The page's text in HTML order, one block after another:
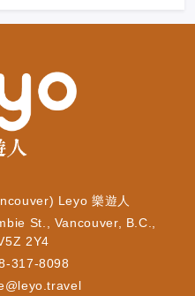
Leyo 樂遊人
St., Vancouver, B.C.,
2Y4
317-8098